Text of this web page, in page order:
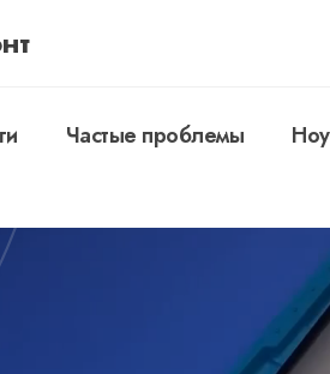
Частые проблемы